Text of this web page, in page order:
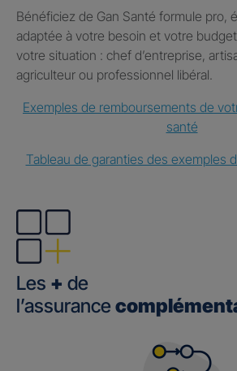
Bénéficiez de Gan Santé formule pro,
adaptée à votre besoin et votre
votre situation : chef d’entreprise,
agriculteur ou professionnel libéral.
Exemples de remboursements de
santé
Tableau de garanties des exemples
Les + de
l’assurance